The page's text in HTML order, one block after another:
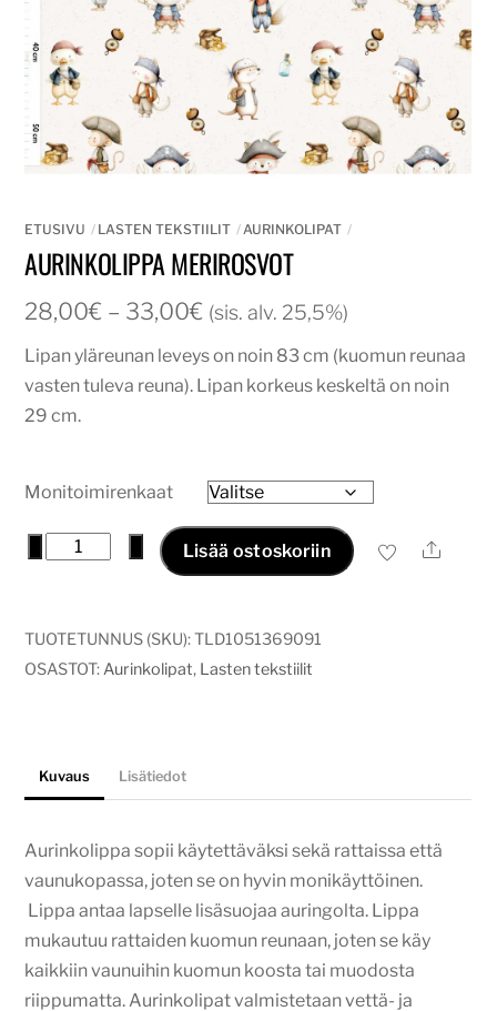
ETUSIVU LASTEN TEKSTIILIT AURINKOLIPAT
AURINKOLIPPA MERIROSVOT
28,00€ – 33,00€ Hintaluokka:
-
33,00€
(sis. alv. 25,5%)
Lipan yläreunan leveys on noin 83 cm (kuomun reunaa
vasten tuleva reuna). Lipan korkeus keskeltä on noin
29 cm.
Monitoimirenkaat
Aurinkolippa
Lisää ostoskoriin Ale
TUOTETUNNUS (SKU):TLD1051369091
OSASTOT:Aurinkolipat, Lasten tekstiilit
Kuvaus Lisätiedot
Aurinkolippa sopii käytettäväksi sekä rattaissa että
vaunukopassa, joten se on hyvin monikäyttöinen.
Lippa antaa lapselle lisäsuojaa auringolta. Lippa
mukautuu rattaiden kuomun reunaan, joten se käy
kaikkiin vaunuihin kuomun koosta tai muodosta
riippumatta. Aurinkolipat valmistetaan vettä- ja